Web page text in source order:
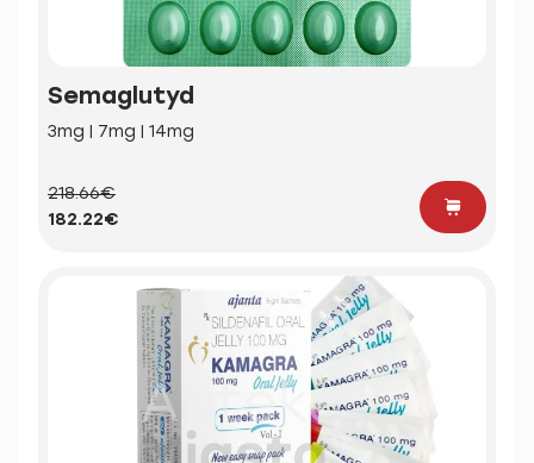
Semaglutyd
3mg | 7mg | 14mg
218.66€
182.22€